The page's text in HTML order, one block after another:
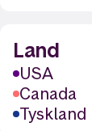
Land
USA
Canada
Tyskland